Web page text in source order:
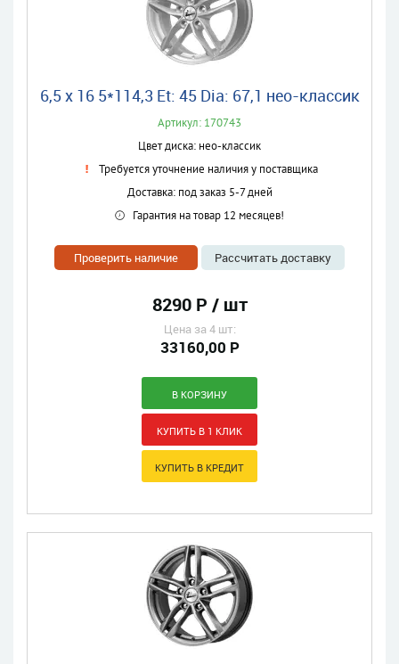
6,5 x 16 5*114,3 Et: 45 Dia: 67,1 нео-классик
Артикул: 170743
Цвет диска: нео-классик
Требуется уточнение наличия у поставщика
Доставка: под заказ 5-7 дней
Гарантия на товар 12 месяцев!
Проверить наличие Рассчитать доставку
8290 Р / шт
Цена за 4 шт:
33160,00 Р